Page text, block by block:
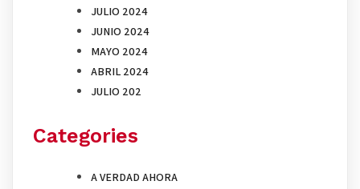
JULIO 2024
JUNIO 2024
MAYO 2024
ABRIL 2024
JULIO 202
Categories
A VERDAD AHORA